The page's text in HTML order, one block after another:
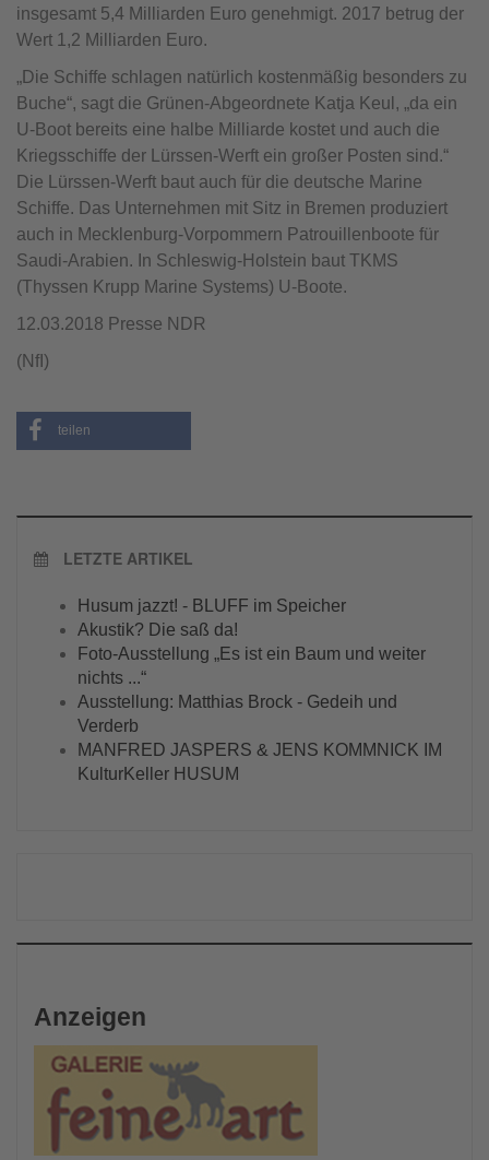
insgesamt 5,4 Milliarden Euro genehmigt. 2017 betrug der
Wert 1,2 Milliarden Euro.
„Die Schiffe schlagen natürlich kostenmäßig besonders zu
Buche“, sagt die Grünen-Abgeordnete Katja Keul, „da ein
U-Boot bereits eine halbe Milliarde kostet und auch die
Kriegsschiffe der Lürssen-Werft ein großer Posten sind.“
Die Lürssen-Werft baut auch für die deutsche Marine
Schiffe. Das Unternehmen mit Sitz in Bremen produziert
auch in Mecklenburg-Vorpommern Patrouillenboote für
Saudi-Arabien. In Schleswig-Holstein baut TKMS
(Thyssen Krupp Marine Systems) U-Boote.
12.03.2018 Presse NDR
(NfI)
teilen
LETZTE ARTIKEL
Husum jazzt! - BLUFF im Speicher
Akustik? Die saß da!
Foto-Ausstellung „Es ist ein Baum und weiter
nichts ...“
Ausstellung: Matthias Brock - Gedeih und
Verderb
MANFRED JASPERS & JENS KOMMNICK IM
KulturKeller HUSUM
Anzeigen